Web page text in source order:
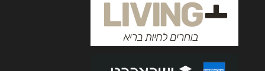
אנא חזרו אלי בקשר ל...